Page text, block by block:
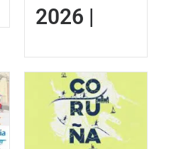
2026 |